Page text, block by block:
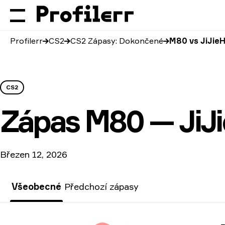
Profilerr CS2 CS2 Zápasy: Dokončené M80 vs
CS2
Zápas M80 —
Březen 12, 2026
Všeobecné Předchozí zápasy